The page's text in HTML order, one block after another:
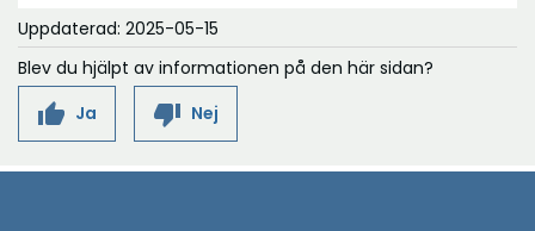
Uppdaterad: 2025-05-15
Blev du hjälpt av informationen på den här sidan?
thumb_up Ja thumb_down Nej